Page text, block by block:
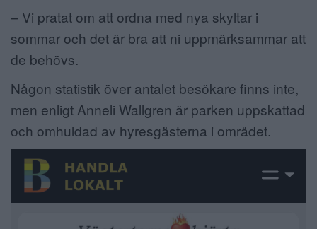
– Vi pratat om att ordna med nya skyltar i
sommar och det är bra att ni uppmärksammar att
de behövs.
Någon statistik över antalet besökare finns inte,
men enligt Anneli Wallgren är parken uppskattad
och omhuldad av hyresgästerna i området.